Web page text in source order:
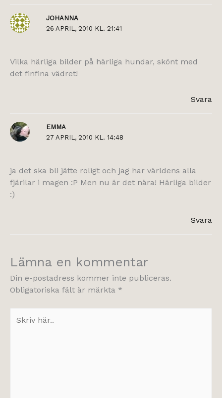
JOHANNA
26 APRIL, 2010 KL. 21:41
Vilka härliga bilder på härliga hundar, skönt med
det finfina vädret!
Svara
EMMA
27 APRIL, 2010 KL. 14:48
ja det ska bli jätte roligt och jag har världens alla
fjärilar i magen :P Men nu är det nära! Härliga bilder
:)
Svara
Lämna en kommentar
Din e-postadress kommer inte publiceras.
Obligatoriska fält är märkta *
här..